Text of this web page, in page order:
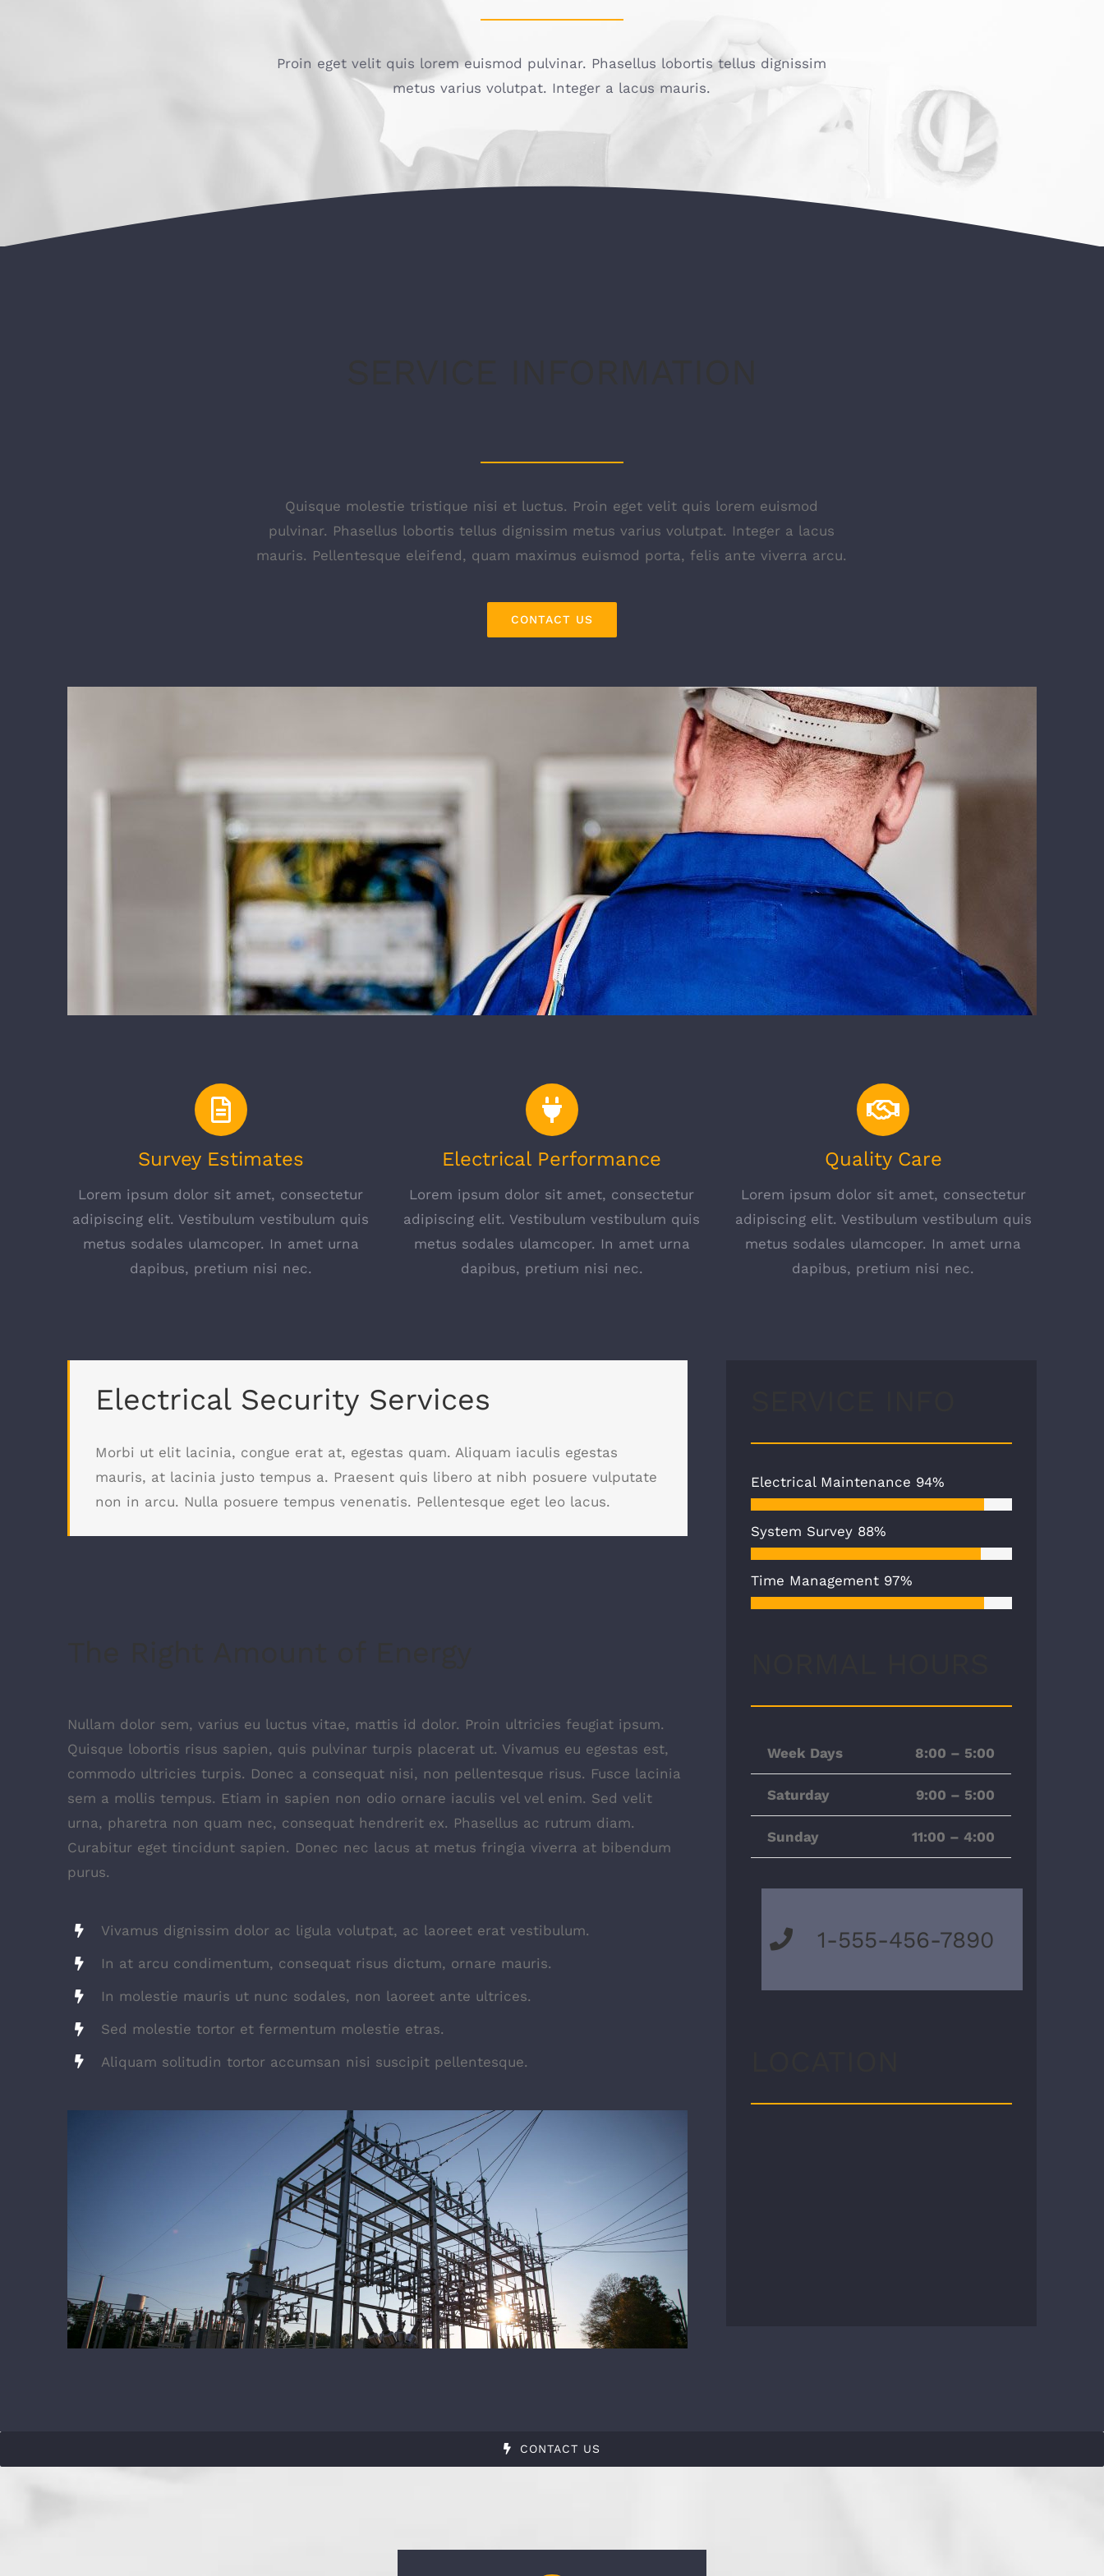
Proin eget velit quis lorem euismod pulvinar. Phasellus lobortis tellus dignissim
metus varius volutpat. Integer a lacus mauris.
Quisque molestie tristique nisi et luctus. Proin eget velit quis lorem euismod
pulvinar. Phasellus lobortis tellus dignissim metus varius volutpat. Integer a lacus
mauris. Pellentesque eleifend, quam maximus euismod porta, felis ante viverra arcu.
CONTACT US
Survey Estimates
Lorem ipsum dolor sit amet, consectetur
adipiscing elit. Vestibulum vestibulum quis
metus sodales ulamcoper. In amet urna
dapibus, pretium nisi nec.
Electrical Performance
Lorem ipsum dolor sit amet, consectetur
adipiscing elit. Vestibulum vestibulum quis
metus sodales ulamcoper. In amet urna
dapibus, pretium nisi nec.
Quality Care
Lorem ipsum dolor sit amet, consectetur
adipiscing elit. Vestibulum vestibulum quis
metus sodales ulamcoper. In amet urna
dapibus, pretium nisi nec.
Electrical Security Services
Morbi ut elit lacinia, congue erat at, egestas quam. Aliquam iaculis egestas
mauris, at lacinia justo tempus a. Praesent quis libero at nibh posuere vulputate
non in arcu. Nulla posuere tempus venenatis. Pellentesque eget leo lacus.
Nullam dolor sem, varius eu luctus vitae, mattis id dolor. Proin ultricies feugiat ipsum.
Quisque lobortis risus sapien, quis pulvinar turpis placerat ut. Vivamus eu egestas est,
commodo ultricies turpis. Donec a consequat nisi, non pellentesque risus. Fusce lacinia
sem a mollis tempus. Etiam in sapien non odio ornare iaculis vel vel enim. Sed velit
urna, pharetra non quam nec, consequat hendrerit ex. Phasellus ac rutrum diam.
Curabitur eget tincidunt sapien. Donec nec lacus at metus fringia viverra at bibendum
purus.
Vivamus dignissim dolor ac ligula volutpat, ac laoreet erat vestibulum.
In at arcu condimentum, consequat risus dictum, ornare mauris.
In molestie mauris ut nunc sodales, non laoreet ante ultrices.
Sed molestie tortor et fermentum molestie etras.
Aliquam solitudin tortor accumsan nisi suscipit pellentesque.
Electrical Maintenance 94%
System Survey 88%
Time Management 97%
Week Days 8:00 – 5:00
Saturday 9:00 – 5:00
Sunday 11:00 – 4:00
1-555-456-7890
CONTACT US